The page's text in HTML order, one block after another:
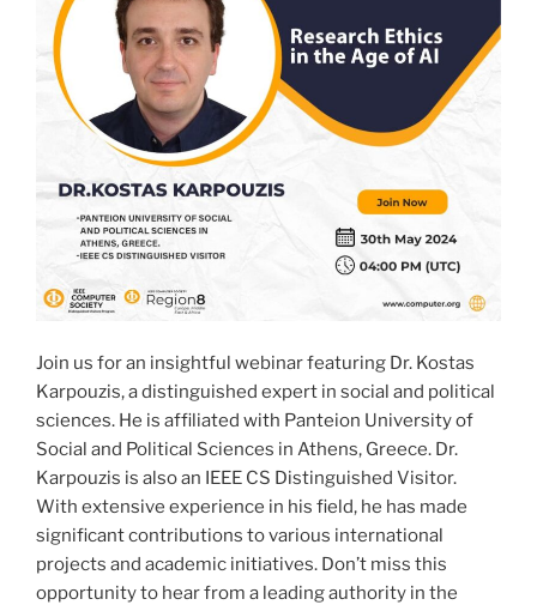
Join us for an insightful webinar featuring Dr. Kostas
Karpouzis, a distinguished expert in social and political
sciences. He is affiliated with Panteion University of
Social and Political Sciences in Athens, Greece. Dr.
Karpouzis is also an IEEE CS Distinguished Visitor.
With extensive experience in his field, he has made
significant contributions to various international
projects and academic initiatives. Don’t miss this
opportunity to hear from a leading authority in the